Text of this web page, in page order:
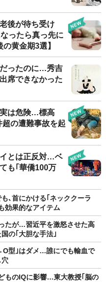
後が待ち受け
ったら真っ先に
黄金期3選】
ったのに…秀吉
席できなかった
は危険…標高
の遭難事故を起
とは正反対…ベ
も｢華僑100万
､首にかける｢ネッククーラ
効果的なアイテム
たが…習近平を激怒させた高
の｢大胆な手法｣
型｣はダメ…誰にでも輸血で
穴
ものIQに影響…東大教授｢脳の